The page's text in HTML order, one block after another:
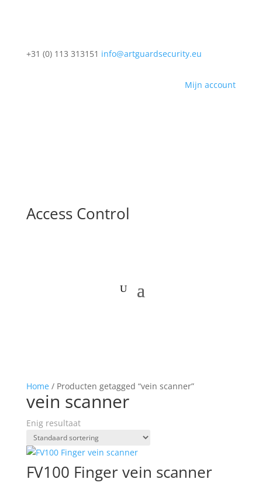
+31 (0) 113 313151 info@artguardsecurity.eu
Mijn account
Access Control
Home/ Producten getagged “vein scanner”
vein scanner
Enig resultaat
FV100 Finger vein scanner